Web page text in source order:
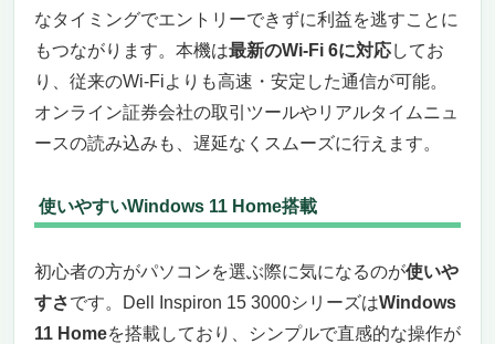
なタイミングでエントリーできずに利益を逃すことに
もつながります。本機は最新のWi-Fi 6に対応してお
り、従来のWi-Fiよりも高速・安定した通信が可能。
オンライン証券会社の取引ツールやリアルタイムニュ
ースの読み込みも、遅延なくスムーズに行えます。
使いやすいWindows 11 Home搭載
初心者の方がパソコンを選ぶ際に気になるのが使いや
すさです。Dell Inspiron 15 3000シリーズはWindows
11 Homeを搭載しており、シンプルで直感的な操作が